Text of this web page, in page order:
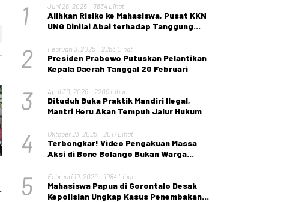
1 Juni 26, 2025 3634 Lihat
Alihkan Risiko ke Mahasiswa, Pusat KKN
UNG Dinilai Abai terhadap Tanggung
2 Februari 3, 2025 2263 Lihat
Presiden Prabowo Putuskan Pelantikan
Kepala Daerah Tanggal 20 Februari
3 April 30, 2026 2209 Lihat
Dituduh Buka Praktik Mandiri Ilegal,
Mantri Heru Akan Tempuh Jalur Hukum
4 Oktober 23, 2025 2017 Lihat
Terbongkar! Video Pengakuan Massa
Aksi di Bone Bolango Bukan Warga
5 Februari 19, 2025 1984 Lihat
Mahasiswa Papua di Gorontalo Desak
Kepolisian Ungkap Kasus Penembakan